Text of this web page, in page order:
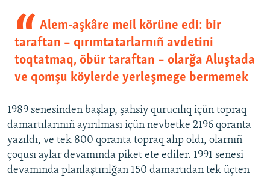
Alem-aşkâre meil körüne edi: bir
taraftan – qırımtatarlarnıñ avdetini
toqtatmaq, öbür taraftan – olarğa Aluştada
ve qomşu köylerde yerleşmege bermemek
1989 senesinden başlap, şahsiy qurucılıq içün topraq
damartılarınıñ ayırılması içün nevbetke 2196 qoranta
yazıldı, ve tek 800 qoranta topraq alıp oldı, olarnıñ
çoqusı aylar devamında piket ete ediler. 1991 senesi
devamında planlaştırılğan 150 damartıdan tek üçten